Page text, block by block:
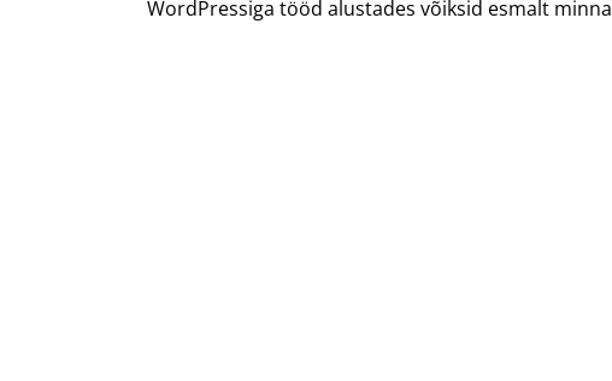
WordPressiga tööd alustades võiksid esmalt minna